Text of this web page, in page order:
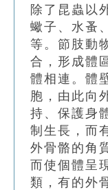
遊戲專區
教學應用
貓頭鷹博士
除了昆蟲以
蠍子、水蚤
等。節肢動
合，形成體
體相連。體
胞，由此向
持、保護身
制生長，而
外骨骼的角
而使個體呈
類，有的外